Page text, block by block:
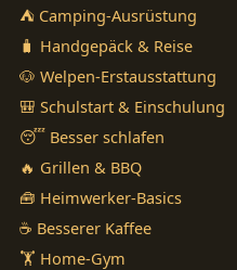
⛺ Camping-Ausrüstung
🧳 Handgepäck & Reise
🐶 Welpen-Erstausstattung
🎒 Schulstart & Einschulung
😴 Besser schlafen
🔥 Grillen & BBQ
🧰 Heimwerker-Basics
☕ Besserer Kaffee
🏋️ Home-Gym